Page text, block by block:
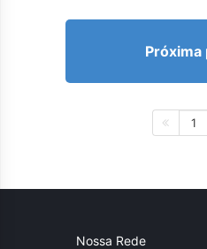
Próxima
1
Nossa Rede